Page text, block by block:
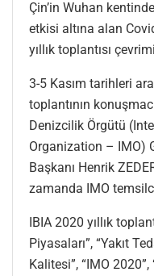
Çin’in Wuhan
etkisi altına alan
yıllık toplantısı
3-5 Kasım tarihleri
toplantının
Denizcilik Örgütü
Organization – IMO)
Başkanı Henrik
zamanda IMO
IBIA 2020 yıllık
Piyasaları”, “Yakıt
Kalitesi”, “IMO 2020”,